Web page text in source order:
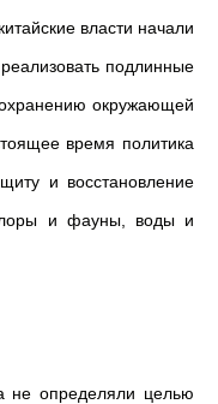
власти начали
подлинные
окружающей
время политика
и восстановление
и фауны, воды и
не определяли целью